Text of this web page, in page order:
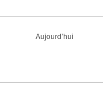
Aujourd’hui